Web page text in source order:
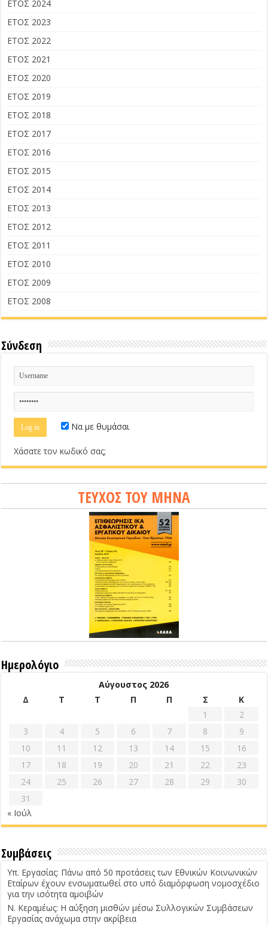
ΕΤΟΣ 2024
ΕΤΟΣ 2023
ΕΤΟΣ 2022
ΕΤΟΣ 2021
ΕΤΟΣ 2020
ΕΤΟΣ 2019
ΕΤΟΣ 2018
ΕΤΟΣ 2017
ΕΤΟΣ 2016
ΕΤΟΣ 2015
ΕΤΟΣ 2014
ΕΤΟΣ 2013
ΕΤΟΣ 2012
ΕΤΟΣ 2011
ΕΤΟΣ 2010
ΕΤΟΣ 2009
ΕΤΟΣ 2008
Σύνδεση
Να με θυμάσαι
Χάσατε τον κωδικό σας;
ΤΕΥΧΟΣ ΤΟΥ ΜΗΝΑ
Ημερολόγιο
Αύγουστος 2026
Δ
Τ Τ Π Π Σ
Κ
1
2
3
4 5 6 7 8
9
10
11 12 13 14 15
16
17
18 19 20 21 22
23
24
25 26 27 28 29
30
31
« Ιούλ
Συμβάσεις
Υπ. Εργασίας: Πάνω από 50 προτάσεις των Εθνικών Κοινωνικών
Εταίρων έχουν ενσωματωθεί στο υπό διαμόρφωση νομοσχέδιο
για την ισότητα αμοιβών
Ν. Κεραμέως: Η αύξηση μισθών μέσω Συλλογικών Συμβάσεων
Εργασίας ανάχωμα στην ακρίβεια